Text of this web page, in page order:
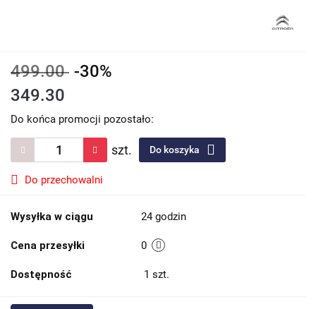
499.00 -30%
349.30
Do końca promocji pozostało:
szt. Do koszyka
Do przechowalni
Wysyłka w ciągu 24 godzin
Cena przesyłki 0
Dostępność 1 szt.